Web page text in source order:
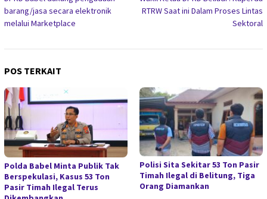
pos
barang/jasa secara elektronik
melalui Marketplace
RTRW Saat ini Dalam Proses Lintas
Sektoral
POS TERKAIT
Polda Babel Minta Publik Tak
Berspekulasi, Kasus 53 Ton
Pasir Timah Ilegal Terus
Polisi Sita Sekitar 53 Ton Pasir
Timah Ilegal di Belitung, Tiga
Orang Diamankan